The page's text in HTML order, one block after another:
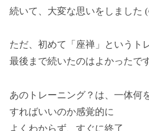
続いて、大変な思いをしました
ただ、初めて「座禅」というト
最後まで続いたのはよかったで
あのトレーニング？は、一体何
すればいいのか感覚的に
よくわからず、すぐに終了